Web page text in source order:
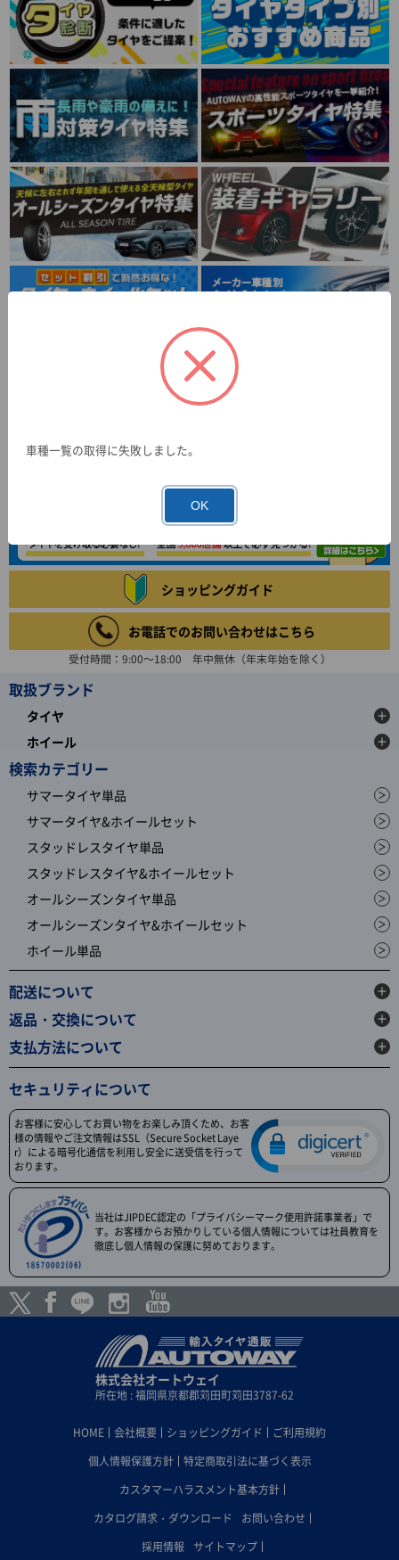
ショッピングガイド
お電話でのお問い合わせはこちら
受付時間：9:00～18:00 年中無休（年末年始を除く）
取扱ブランド
タイヤ
ホイール
検索カテゴリー
サマータイヤ単品
サマータイヤ&ホイールセット
スタッドレスタイヤ単品
スタッドレスタイヤ&ホイールセット
オールシーズンタイヤ単品
オールシーズンタイヤ&ホイールセット
ホイール単品
配送について
返品・交換について
支払方法について
セキュリティについて
お客様に安心してお買い物をお楽しみ頂くため、お客
様の情報やご注文情報はSSL（Secure Socket Laye
r）による暗号化通信を利用し安全に送受信を行って
おります。
当社はJIPDEC認定の「プライバシーマーク使用許諾事業者」で
す。お客様からお預かりしている個人情報については社員教育を
徹底し個人情報の保護に努めております。
株式会社オートウェイ
所在地 : 福岡県京都郡苅田町苅田3787-62
HOME 会社概要 ショッピングガイド
ご利用規約
個人情報保護方針
特定商取引法に基づく表示
カスタマーハラスメント基本方針
カタログ請求・ダウンロード
お問い合わせ
採用情報
サイトマップ
車種一覧の取得に失敗しました。
OK